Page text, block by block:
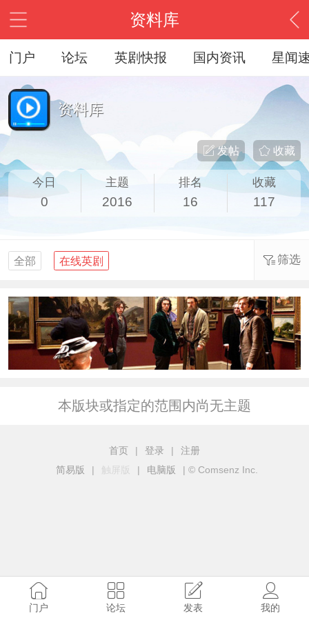
资料库
门户 论坛 英剧快报 国内资讯 星闻
资料库
收藏
发帖
今日
0
主题
2016
排名
16
收藏
117
全部 在线英剧 筛选
本版块或指定的范围内尚无主题
首页 | 登录 |
注册
简易版
| 触屏版 | 电脑版 | © Comsenz Inc.
门户 论坛 发表 我的